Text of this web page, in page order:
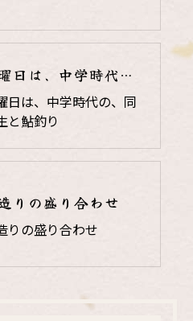
日曜日は、中学時代の、同級生と鮎釣り
日は、中学時代の、同
と鮎釣り
りの盛り合わせ
りの盛り合わせ